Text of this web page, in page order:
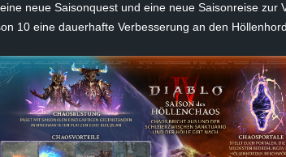
neue Saisonquestund eine neue Saisonreise zur
10 eine dauerhafte Verbesserung an den